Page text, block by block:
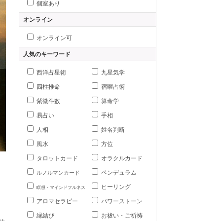
個室あり
オンライン
オンライン可
人気のキーワード
西洋占星術
九星気学
四柱推命
宿曜占術
紫微斗数
算命学
易占い
手相
人相
姓名判断
風水
方位
タロットカード
オラクルカード
ルノルマンカード ペンデュラム
瞑想・マインドフルネス
ヒーリング
アロマセラピー
パワーストーン
縁結び
お祓い・ご祈祷